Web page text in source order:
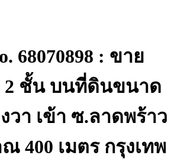
68070898 : ขาย
2 ชั้น บนที่ดินขนาด
วา เข้า ซ.ลาดพร้าว
400 เมตร กรุงเทพ